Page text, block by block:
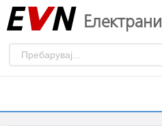
Електрани